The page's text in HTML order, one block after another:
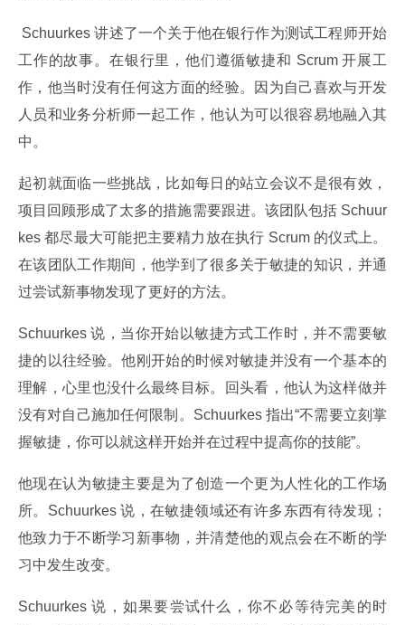
工作的故事。在银行里，他们遵循敏捷和 Scrum 开展工
作，他当时没有任何这方面的经验。因为自己喜欢与开发
人员和业务分析师一起工作，他认为可以很容易地融入其
中。
起初就面临一些挑战，比如每日的站立会议不是很有效，
项目回顾形成了太多的措施需要跟进。该团队包括 Schuur
kes 都尽最大可能把主要精力放在执行 Scrum 的仪式上。
在该团队工作期间，他学到了很多关于敏捷的知识，并通
过尝试新事物发现了更好的方法。
Schuurkes 说，当你开始以敏捷方式工作时，并不需要敏
捷的以往经验。他刚开始的时候对敏捷并没有一个基本的
理解，心里也没什么最终目标。回头看，他认为这样做并
没有对自己施加任何限制。Schuurkes 指出“不需要立刻掌
握敏捷，你可以就这样开始并在过程中提高你的技能”。
他现在认为敏捷主要是为了创造一个更为人性化的工作场
所。Schuurkes 说，在敏捷领域还有许多东西有待发现；
他致力于不断学习新事物，并清楚他的观点会在不断的学
习中发生改变。
Schuurkes 说，如果要尝试什么，你不必等待完美的时